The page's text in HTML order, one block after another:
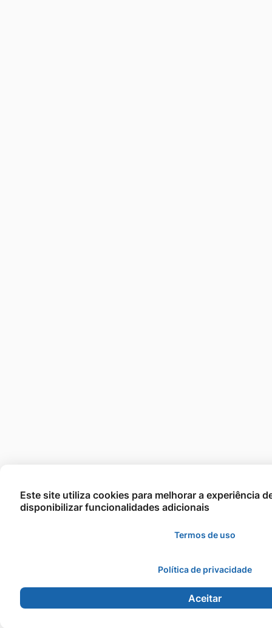
Este site utiliza cookies para melhorar a experiência
disponibilizar funcionalidades adicionais
Termos de uso
Política de privacidade
Aceitar